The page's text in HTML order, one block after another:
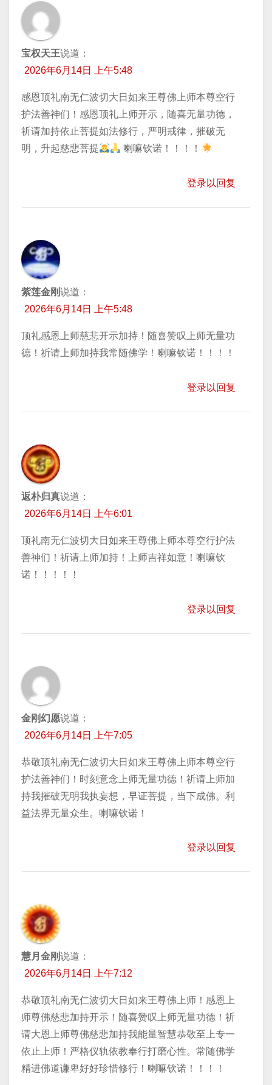
宝权天王说道：
2026年6月14日 上午5:48
感恩顶礼南无仁波切大日如来王尊佛上师本尊空行
护法善神们！感恩顶礼上师开示，随喜无量功德，
祈请加持​依止菩提如法修行，严明戒律，摧破无
明，升起慈悲菩提
喇嘛钦诺！！！！
登录以回复
紫莲金刚说道：
2026年6月14日 上午5:48
顶礼感恩上师慈悲开示加持！随喜赞叹上师无量功
德！祈请上师加持我常随佛学！喇嘛钦诺！！！！
登录以回复
返朴归真说道：
2026年6月14日 上午6:01
顶礼南无仁波切大日如来王尊佛上师本尊空行护法
善神们！祈请上师加持！上师吉祥如意！喇嘛钦
诺！！！！！
登录以回复
金刚幻愿说道：
2026年6月14日 上午7:05
恭敬顶礼南无仁波切大日如来王尊佛上师本尊空行
护法善神们！时刻意念上师无量功德！祈请上师加
持我摧破无明我执妄想，早证菩提，当下成佛。利
益法界无量众生。喇嘛钦诺！
登录以回复
慧月金刚说道：
2026年6月14日 上午7:12
恭敬顶礼南无仁波切大日如来王尊佛上师！感恩上
师尊佛慈悲加持开示！随喜赞叹上师无量功德！祈
请大恩上师尊佛慈悲加持我能量智慧恭敬至上专一
依止上师！严格仪轨依教奉行打磨心性。常随佛学
精进佛道谦卑好好珍惜修行！喇嘛钦诺！！！！